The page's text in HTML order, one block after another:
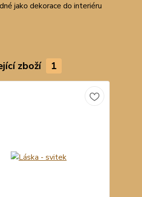
jako dekorace do interiéru
zboží 1